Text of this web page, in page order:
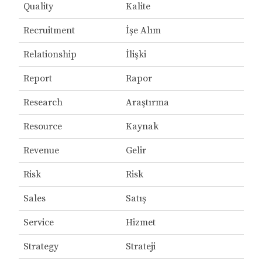
Quality Kalite
Recruitment İşe Alım
Relationship İlişki
Report Rapor
Research Araştırma
Resource Kaynak
Revenue Gelir
Risk Risk
Sales Satış
Service Hizmet
Strategy Strateji